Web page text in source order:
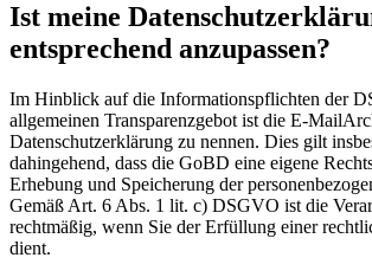
Ist meine
entsprechend anzupassen?
Im Hinblick auf die Informationspflichten der
allgemeinen Transparenzgebot ist die E-
Datenschutzerklärung zu nennen. Dies gilt
dahingehend, dass die GoBD eine eigene
Erhebung und Speicherung der
Gemäß Art. 6 Abs. 1 lit. c) DSGVO ist die
rechtmäßig, wenn Sie der Erfüllung einer
dient.